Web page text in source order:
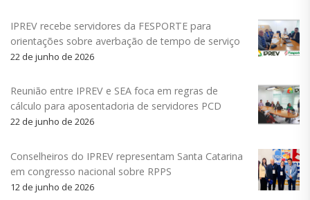
IPREV recebe servidores da FESPORTE para
orientações sobre averbação de tempo de serviço
22 de junho de 2026
Reunião entre IPREV e SEA foca em regras de
cálculo para aposentadoria de servidores PCD
22 de junho de 2026
Conselheiros do IPREV representam Santa Catarina
em congresso nacional sobre RPPS
12 de junho de 2026